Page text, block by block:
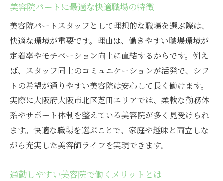
美容院パートに最適な快適職場の特徴
美容院パートスタッフとして理想的な職場を選ぶ際は、
快適な環境が重要です。理由は、働きやすい職場環境が
定着率やモチベーション向上に直結するからです。例え
ば、スタッフ同士のコミュニケーションが活発で、シフ
トの希望が通りやすい美容院は安心して長く働けます。
実際に大阪府大阪市北区芝田エリアでは、柔軟な勤務体
系やサポート体制を整えている美容院が多く見受けられ
ます。快適な職場を選ぶことで、家庭や趣味と両立しな
がら充実した美容師ライフを実現できます。
通勤しやすい美容院で働くメリットとは